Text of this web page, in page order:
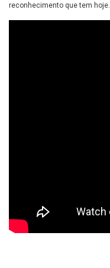
reconhecimento que tem hoje.